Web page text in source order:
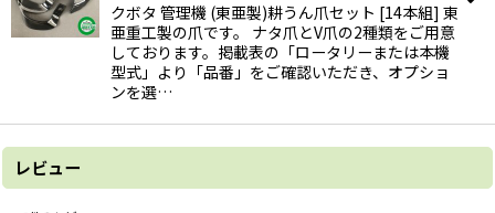
クボタ 管理機 (東亜製)耕うん爪セット [14本組] 東
亜重工製の爪です。 ナタ爪とV爪の2種類をご用意
しております。掲載表の「ロータリーまたは本機
型式」より「品番」をご確認いただき、オプショ
ンを選…
レビュー